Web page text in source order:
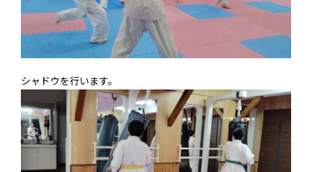
シャドウを行います。